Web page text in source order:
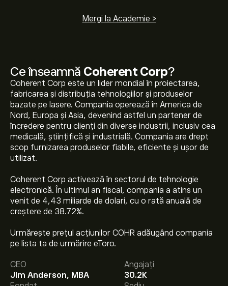
Ce înseamnă Coherent Corp?
Coherent Corp este un lider mondial în proiectarea,
fabricarea și distribuția tehnologiilor și produselor
bazate pe lasere. Compania operează în America de
Nord, Europa și Asia, devenind astfel un partener de
încredere pentru clienți din diverse industrii, inclusiv cea
medicală, științifică și industrială. Compania are drept
scop furnizarea produselor fiabile, eficiente și ușor de
utilizat.
Coherent Corp activează în sectorul de tehnologie
electronică. În ultimul an fiscal, compania a atins un
venit de 4,43 miliarde de dolari, cu o rată anuală de
creștere de 38.72%.
Urmărește prețul acțiunilor COHR adăugând compania
pe lista ta de urmărire eToro.
CEO
Jim Anderson, MBA
Angajați
30.2K
Mergi la Academie >
Prețul actual al acțiunilor COHR este 379.13‎$‎.
Prețul țintă mediu pentru acțiunile Coherent Corp este
379.13‎$‎.Creează-ți un cont
pe eToro pentru previziunile